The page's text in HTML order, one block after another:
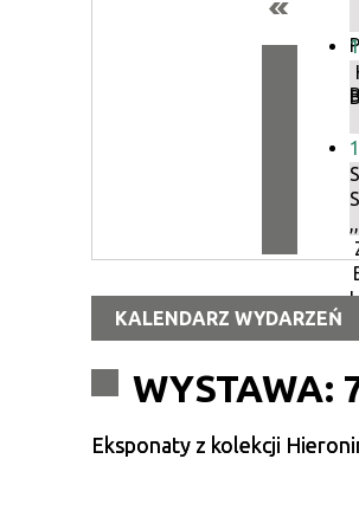
KALENDARZ WYDARZEŃ
WYSTAWA:
Eksponaty z kolekcji